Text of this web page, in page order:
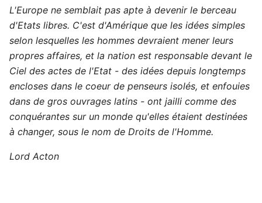
L'Europe ne semblait pas apte à devenir le berceau
d'Etats libres. C'est d'Amérique que les idées simples
selon lesquelles les hommes devraient mener leurs
propres affaires, et la nation est responsable devant le
Ciel des actes de l'Etat - des idées depuis longtemps
encloses dans le coeur de penseurs isolés, et enfouies
dans de gros ouvrages latins - ont jailli comme des
conquérantes sur un monde qu'elles étaient destinées
à changer, sous le nom de Droits de l'Homme.
Lord Acton